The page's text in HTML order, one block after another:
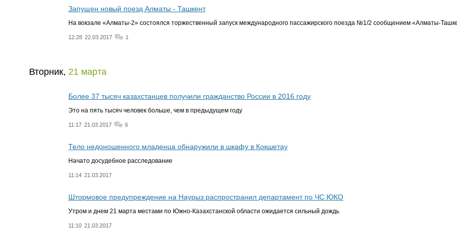
Запущен новый поезд Алматы - Ташкент
На вокзале «Алматы-2» состоялся торжественный запуск международного пассажирского поезда №1/2 сообщением «Алматы-
12:28 22.03.2017 1
Вторник, 21 марта
Более 37 тысяч казахстанцев получили гражданство России в 2016 году
Это на пять тысяч человек больше, чем в предыдущем году
11:17 21.03.2017 6
Тело недоношенного младенца обнаружили в шкафу в Кокшетау
Начато досудебное расследование
11:14 21.03.2017
Штормовое предупреждение на Наурыз распространил департамент по ЧС ЮКО
Утром и днем 21 марта местами по Южно-Казахстанской области ожидается сильный дождь
11:10 21.03.2017